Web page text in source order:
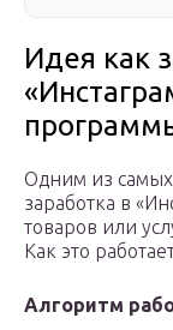
Идея как
Одним из
заработка в
товаров или
Как это
Алгоритм